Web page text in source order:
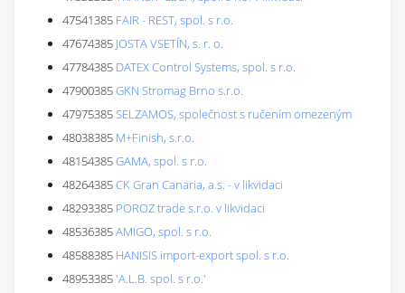
47541385 FAIR - REST, spol. s r.o.
47674385 JOSTA VSETÍN, s. r. o.
47784385 DATEX Control Systems, spol. s r.o.
47900385GKN Stromag Brno s.r.o.
47975385SELZAMOS, společnost s ručením omezeným
48038385 M+Finish, s.r.o.
48154385GAMA, spol. s r.o.
48264385CK Gran Canaria, a.s. - v likvidaci
48293385 POROZ trade s.r.o. v likvidaci
48536385AMIGO, spol. s r.o.
48588385 HANISIS import-export spol. s r.o.
48953385'A.L.B. spol. s r.o.'